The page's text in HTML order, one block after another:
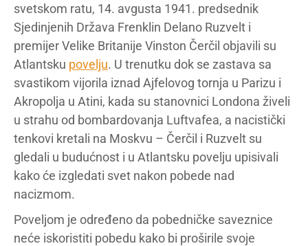
svetskom ratu, 14. avgusta 1941. predsednik
Sjedinjenih Država Frenklin Delano Ruzvelt i
premijer Velike Britanije Vinston Čerčil objavili su
Atlantsku povelju. U trenutku dok se zastava sa
svastikom vijorila iznad Ajfelovog tornja u Parizu i
Akropolja u Atini, kada su stanovnici Londona živeli
u strahu od bombardovanja Luftvafea, a nacistički
tenkovi kretali na Moskvu – Čerčil i Ruzvelt su
gledali u budućnost i u Atlantsku povelju upisivali
kako će izgledati svet nakon pobede nad
nacizmom.
Poveljom je određeno da pobedničke saveznice
neće iskoristiti pobedu kako bi proširile svoje